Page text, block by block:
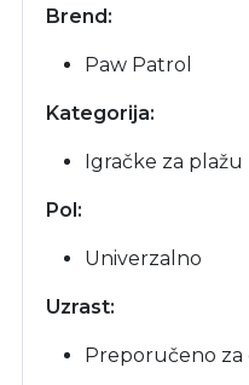
Brend:
Paw Patrol
Kategorija:
Igračke za plažu
Pol:
Univerzalno
Uzrast:
Preporučeno za